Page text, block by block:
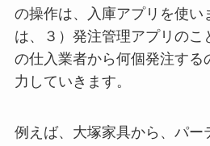
の操作は、入庫アプリを使い
は、３）発注管理アプリのこ
の仕入業者から何個発注する
力していきます。
例えば、大塚家具から、パー